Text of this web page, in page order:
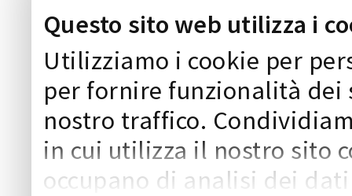
Questo sito web utilizza i
Utilizziamo i cookie per
per fornire funzionalità dei
nostro traffico.
in cui utilizza il nostro sito
occupano di analisi dei